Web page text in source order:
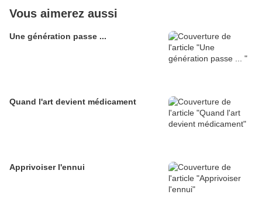
Vous aimerez aussi
Une génération passe ...
Quand l'art devient médicament
Apprivoiser l'ennui